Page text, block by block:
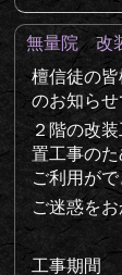
無量院 改
檀信徒の
のお知らせ
２階の改
置工事の
ご利用がで
ご迷惑を
工事期間